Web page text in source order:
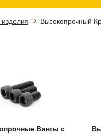
Высокопрочный
Винты с